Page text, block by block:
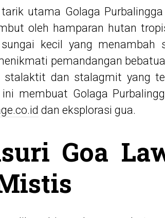
utama Golaga
oleh hamparan hutan
kecil yang
pemandangan
stalaktit dan stalagmit yang
membuat Golaga
dan eksplorasi gua.
Goa